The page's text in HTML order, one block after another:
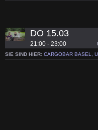
DO 15.03
21:00 - 23:00
SIE SIND HIER: CARGOBAR BASEL,